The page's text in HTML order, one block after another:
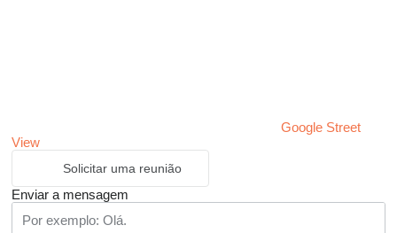
Google Street
View
Solicitar uma reunião
Enviar a mensagem